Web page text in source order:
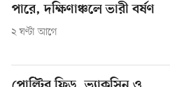
পারে, দক্ষিণাঞ্চলে ভারী বর্ষণ
২ ঘণ্টা আগে